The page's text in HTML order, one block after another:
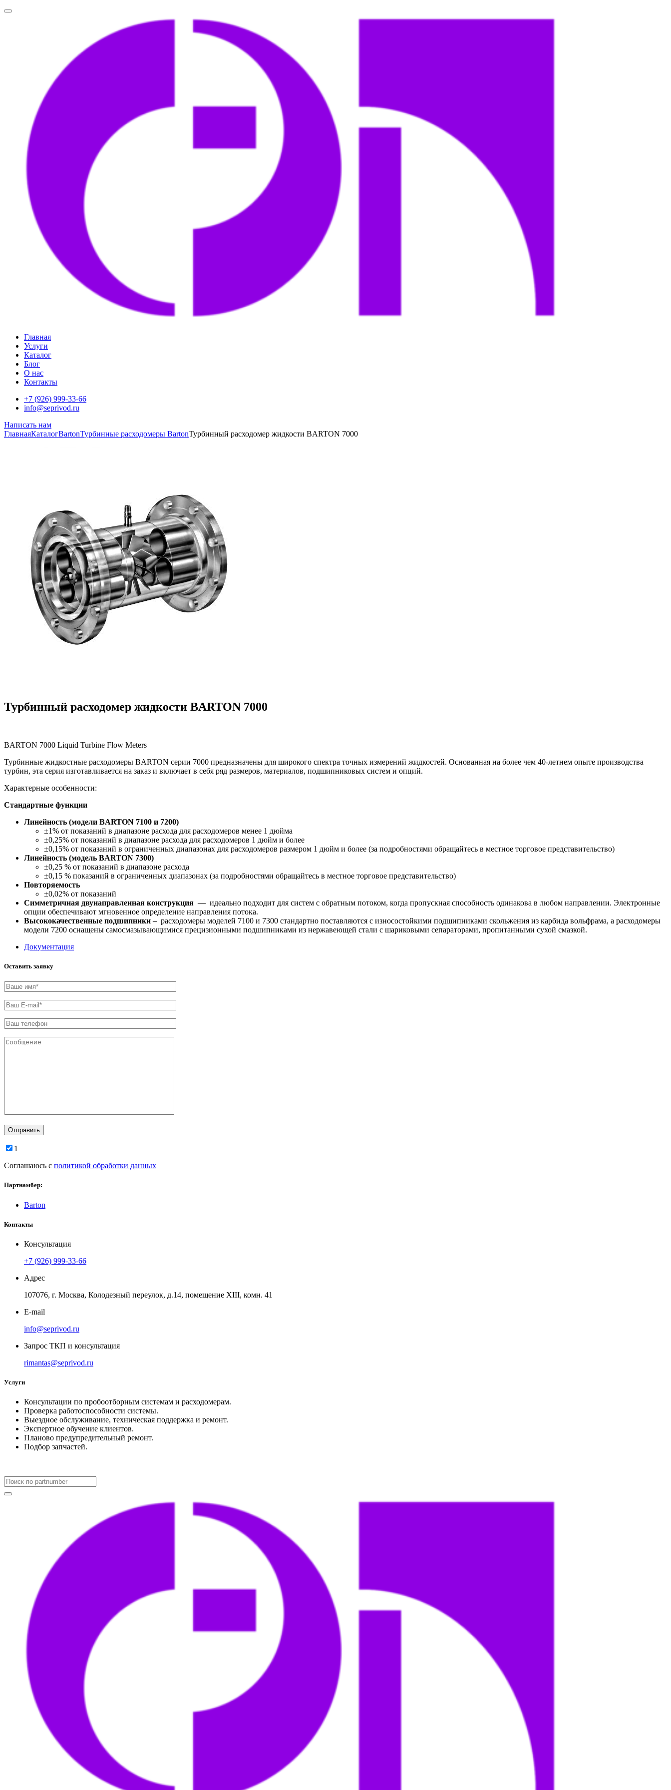
Главная
Услуги
Каталог
Блог
О нас
Контакты
+7 (926) 999-33-66
info@seprivod.ru
Написать нам
ГлавнаяКаталогBartonТурбинные расходомеры BartonТурбинный расходомер жидкости BARTON 7000
Турбинный расходомер жидкости BARTON 7000
BARTON 7000 Liquid Turbine Flow Meters
Турбинные жидкостные расходомеры BARTON серии 7000 предназначены для широкого спектра точных измерений жидкостей. Основанная на более чем 40-летнем опыте производства
турбин, эта серия изготавливается на заказ и включает в себя ряд размеров, материалов, подшипниковых систем и опций.
Характерные особенности:
Стандартные функции
Линейность (модели BARTON 7100 и 7200)
±1% от показаний в диапазоне расхода для расходомеров менее 1 дюйма
±0,25% от показаний в диапазоне расхода для расходомеров 1 дюйм и более
±0,15% от показаний в ограниченных диапазонах для расходомеров размером 1 дюйм и более (за подробностями обращайтесь в местное торговое представительство)
Линейность (модель BARTON 7300)
±0,25 % от показаний в диапазоне расхода
±0,15 % показаний в ограниченных диапазонах (за подробностями обращайтесь в местное торговое представительство)
Повторяемость
±0,02% от показаний
Симметричная двунаправленная конструкция —идеально подходит для систем с обратным потоком, когда пропускная способность одинакова в любом направлении. Электронные
опции обеспечивают мгновенное определение направления потока.
Высококачественные подшипники –расходомеры моделей 7100 и 7300 стандартно поставляются с износостойкими подшипниками скольжения из карбида вольфрама, а расходомеры
модели 7200 оснащены самосмазывающимися прецизионными подшипниками из нержавеющей стали с шариковыми сепараторами, пропитанными сухой смазкой.
Документация
Оставить заявку
1
Соглашаюсь с политикой обработки данных
Партнамбер:
Barton
Контакты
Консультация
+7 (926) 999-33-66
Адрес
107076, г. Москва, Колодезный переулок, д.14, помещение ХIII, комн. 41
E-mail
info@seprivod.ru
Запрос ТКП и консультация
rimantas@seprivod.ru
Услуги
Консультации по пробоотборным системам и расходомерам.
Проверка работоспособности системы.
Выездное обслуживание, техническая поддержка и ремонт.
Экспертное обучение клиентов.
Планово предупредительный ремонт.
Подбор запчастей.